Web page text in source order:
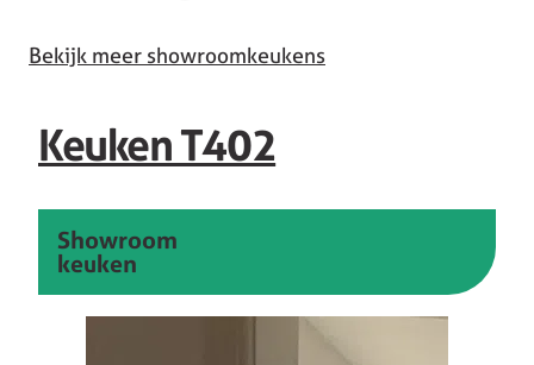
Bekijk meer showroomkeukens
Keuken T402
Showroom
keuken